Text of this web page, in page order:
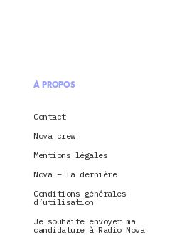
À PROPOS
Contact
Nova crew
Mentions légales
Nova – La dernière
Conditions générales
d’utilisation
Je souhaite envoyer ma
candidature à Radio Nova